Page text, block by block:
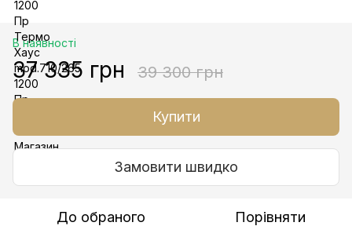
В наявності
37 335 грн 39 300 грн
Купити
Замовити швидко
До обраного Порівняти